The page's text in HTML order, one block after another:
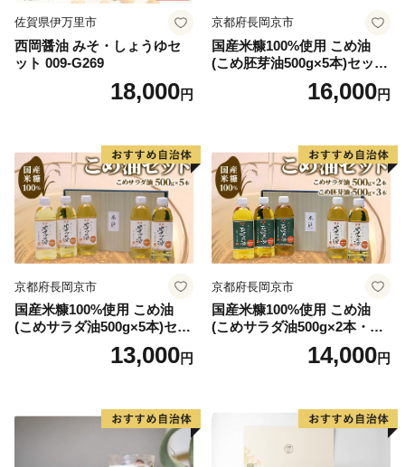
佐賀県伊万里市
西岡醤油 みそ・しょうゆセ
ット 009-G269
18,000円
京都府長岡京市
国産米糠100%使用 こめ油
(こめ胚芽油500g×5本)セット
16,000円
京都府長岡京市
国産米糠100%使用 こめ油
(こめサラダ油500g×5本)セッ
13,000円
京都府長岡京市
国産米糠100%使用 こめ油
(こめサラダ油500g×2本・こ
め胚芽油500g×3本)セット [1
14,000円